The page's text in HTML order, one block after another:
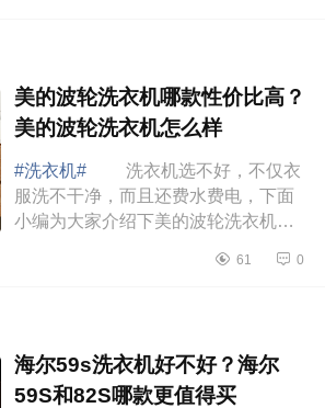
介绍下小吉内衣洗衣机怎么样？小吉
美的波轮洗衣机哪款性价比高？
美的波轮洗衣机怎么样
#洗衣机#
洗衣机选不好，不仅衣
服洗不干净，而且还费水费电，下面
小编为大家介绍下美的波轮洗衣机哪
样 美的波轮洗衣机哪款性价比
61 0
海尔59s洗衣机好不好？海尔
59S和82S哪款更值得买